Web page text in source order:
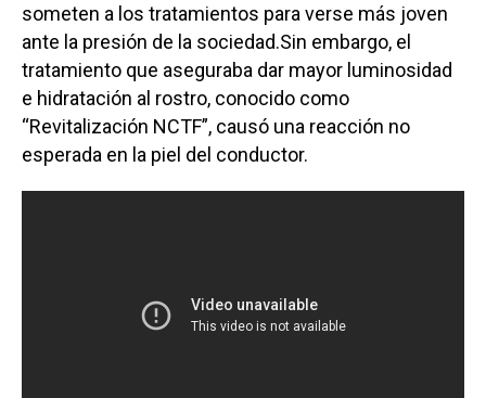
someten a los tratamientos para verse más joven
ante la presión de la sociedad.Sin embargo, el
tratamiento que aseguraba dar mayor luminosidad
e hidratación al rostro, conocido como
“Revitalización NCTF”, causó una reacción no
esperada en la piel del conductor.